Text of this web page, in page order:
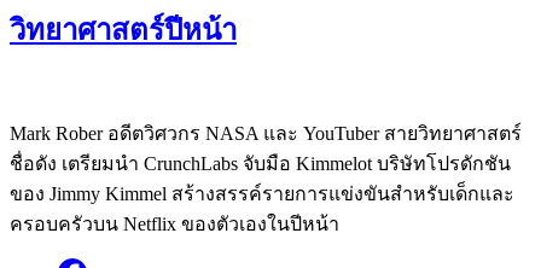
วิทยาศาสตร์ปีหน้า
Mark Rober อดีตวิศวกร NASA และ YouTuber สายวิทยาศาสตร์
ชื่อดัง เตรียมนำ CrunchLabs จับมือ Kimmelot บริษัทโปรดักชัน
ของ Jimmy Kimmel สร้างสรรค์รายการแข่งขันสำหรับเด็กและ
ครอบครัวบน Netflix ของตัวเองในปีหน้า